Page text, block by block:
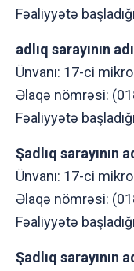
Fəaliyyətə
adlıq sarayının
Ünvanı: 17-ci
Əlaqə nömrəsi:
Fəaliyyətə
Şadlıq sarayının
Ünvanı: 17-ci
Əlaqə nömrəsi:
Fəaliyyətə
Şadlıq sarayının